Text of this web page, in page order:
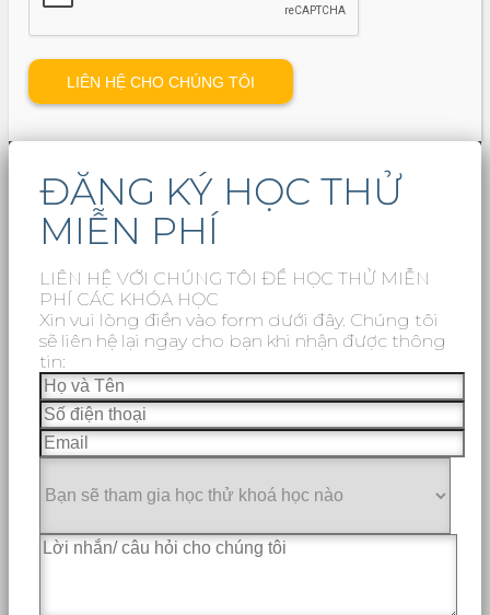
ĐĂNG KÝ HỌC THỬ
MIỄN PHÍ
LIÊN HỆ VỚI CHÚNG TÔI ĐỂ HỌC THỬ MIỄN
PHÍ CÁC KHÓA HỌC
Xin vui lòng điền vào form dưới đây. Chúng tôi
sẽ liên hệ lại ngay cho bạn khi nhận được thông
tin: